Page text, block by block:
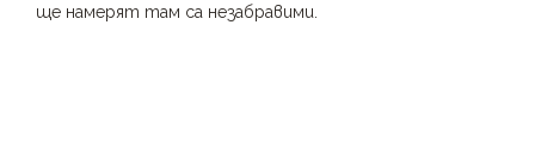
ще намерят там са незабравими.